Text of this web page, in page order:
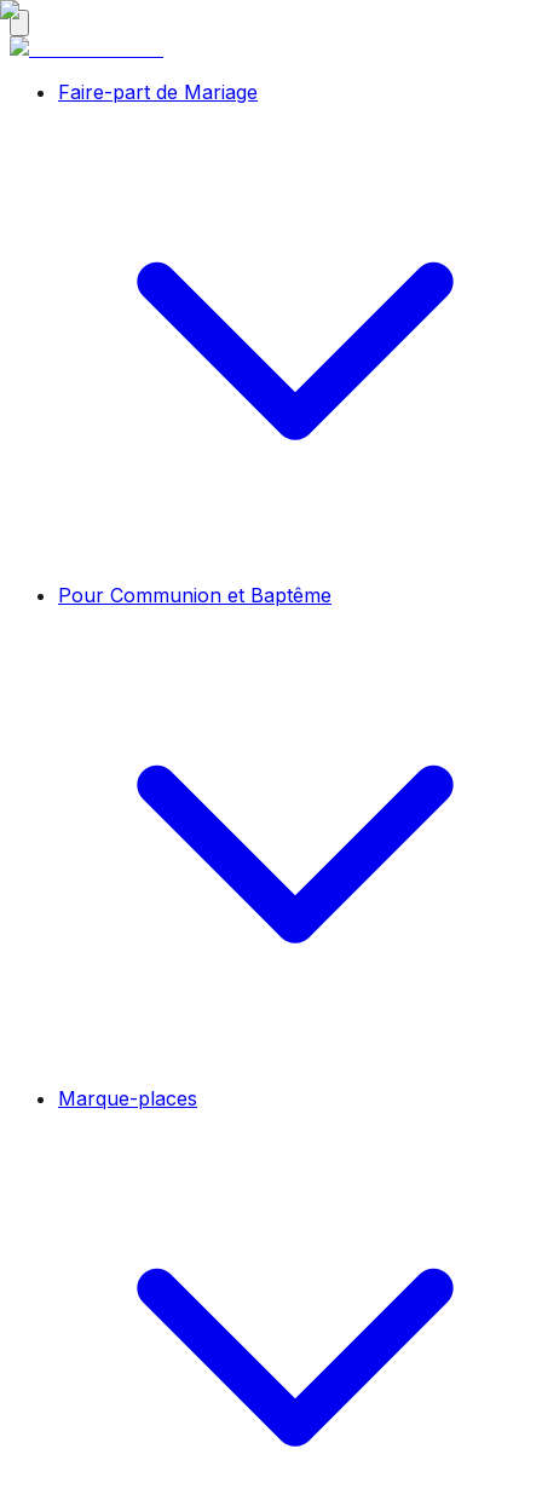
Faire-part de Mariage
Pour Communion et Baptême
Marque-places